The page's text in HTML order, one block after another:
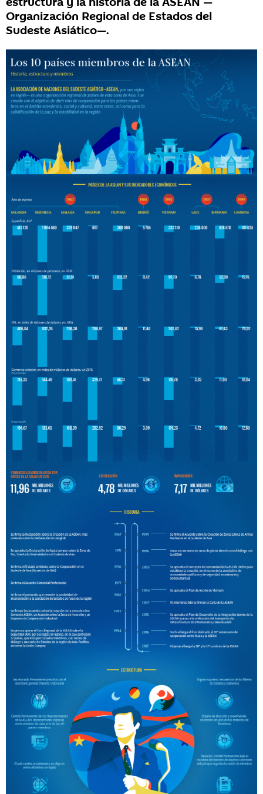
Organización Regional de Estados del
Sudeste Asiático—.